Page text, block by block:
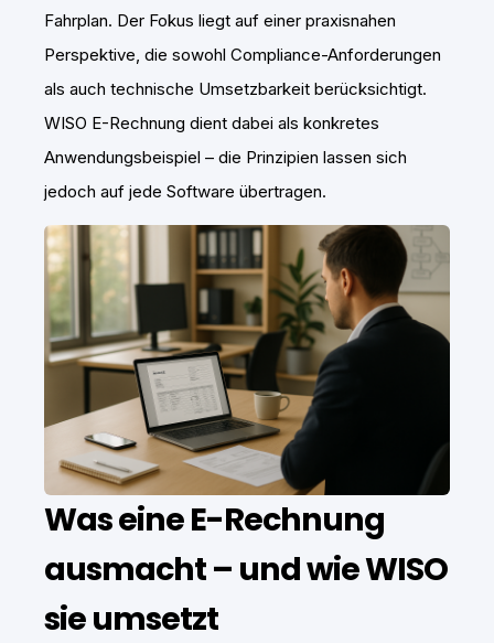
Fahrplan. Der Fokus liegt auf einer praxisnahen
Perspektive, die sowohl Compliance-Anforderungen
als auch technische Umsetzbarkeit berücksichtigt.
WISO E-Rechnung dient dabei als konkretes
Anwendungsbeispiel – die Prinzipien lassen sich
jedoch auf jede Software übertragen.
Was eine E-Rechnung
ausmacht – und wie WISO
sie umsetzt